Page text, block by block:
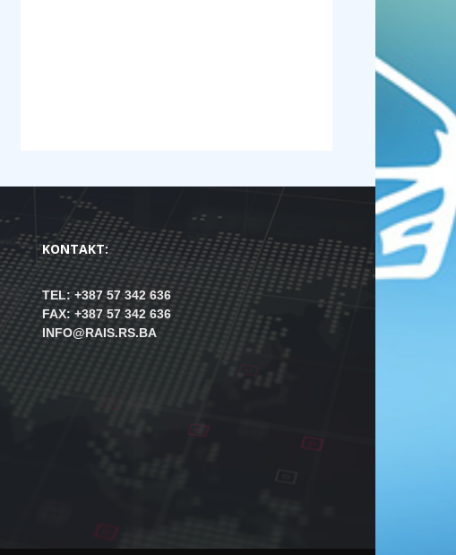
KONTAKT:
TEL: +387 57 342 636
FAX: +387 57 342 636
INFO@RAIS.RS.BA